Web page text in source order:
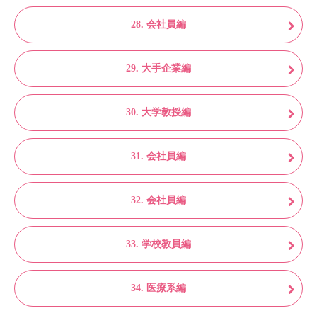
28. 会社員編
29. 大手企業編
30. 大学教授編
31. 会社員編
32. 会社員編
33. 学校教員編
34. 医療系編